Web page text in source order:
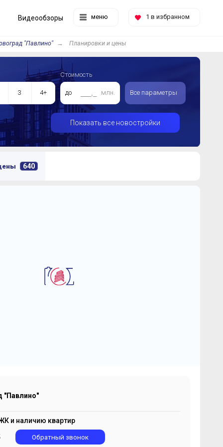
меню 1 в избранном
Видеообзоры
"Павлино" Планировки и цены
3 4+
Стоимость
до млн. Все параметры
Показать все новостройки
640
"Павлино"
и наличию квартир
Обратный звонок